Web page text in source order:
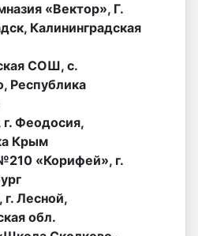
«Вектор», Г.
Калининградская
СОШ, с.
Республика
Феодосия,
Крым
«Корифей», г.
Лесной,
обл.